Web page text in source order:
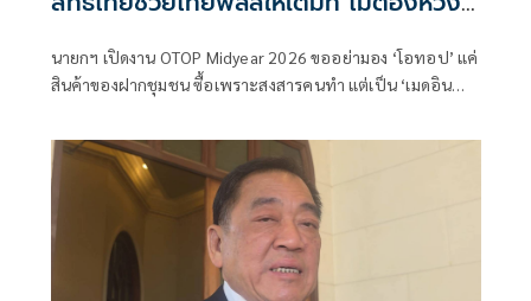
นายกฯ เปิดงาน OTOP Midyear 2026 ขออย่ามอง ‘โอทอป’ แค่
สินค้าของฝากชุมชน ซื้อเพราะสงสารคนทำ แต่เป็น ‘เมดอิน
โลก อย่ากังวลเศรษฐกิจไทย-สถานะเวทีโลกดีขึ้น ก่อนเดินงานโอ
ท็อปวันที่ 3 ซื้อเสื้อโปโลสีดำ สมทบทุนมูลนิธิอาสาเพื่อน